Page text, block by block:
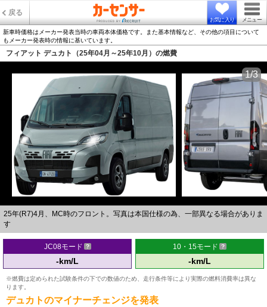
戻る
お気に入り メニュー
新車時価格はメーカー発表当時の車両本体価格です。また基本情報など、その他の項目について
もメーカー発表時の情報に基いています。
フィアット デュカト（25年04月～25年10月）の燃費
25年(R7)4月、MC時のフロント。写真は本国仕様の為、一部異なる場合がありま
す
1/3
JC08モード
-km/L
10・15モード
-km/L
※燃費は定められた試験条件の下での数値のため、走行条件等により実際の燃料消費率は異な
ります。
デュカトのマイナーチェンジを発表